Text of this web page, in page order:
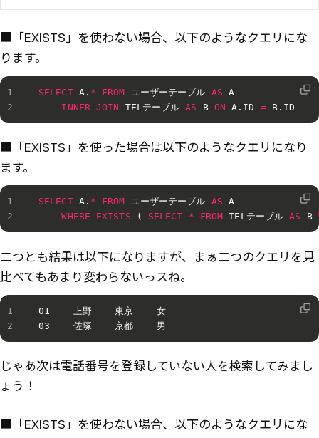
■「EXISTS」を使わない場合、以下のようなクエリにな
ります。
SELECT A . * FROM ユーザーテーブル AS A
INNER
JOIN TELテーブル AS B ON A . ID = B. ID
■「EXISTS」を使った場合は以下のようなクエリになり
ます。
SELECT A. * FROM ユーザーテーブル AS A
WHERE
EXISTS ( SELECT * FROM TELテーブル AS B
二つとも結果は以下になりますが、まぁ二つのクエリを見
比べてもあまり変わらないっスね。
01    上野    東京    女
03    佐塚    京都    男
じゃあ次は電話番号を登録していない人を検索してみまし
ょう！
■「EXISTS」を使わない場合、以下のようなクエリにな